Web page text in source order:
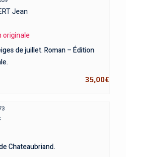
Jean
originale
de juillet. Roman – Édition
35,00€
Chateaubriand.